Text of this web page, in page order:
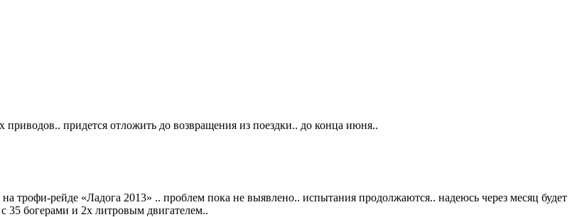
приводов.. придется отложить до возвращения из поездки.. до конца июня..
трофи-рейде «Ладога 2013» .. проблем пока не выявлено.. испытания продолжаются.. надеюсь через месяц будет
35 богерами и 2х литровым двигателем..